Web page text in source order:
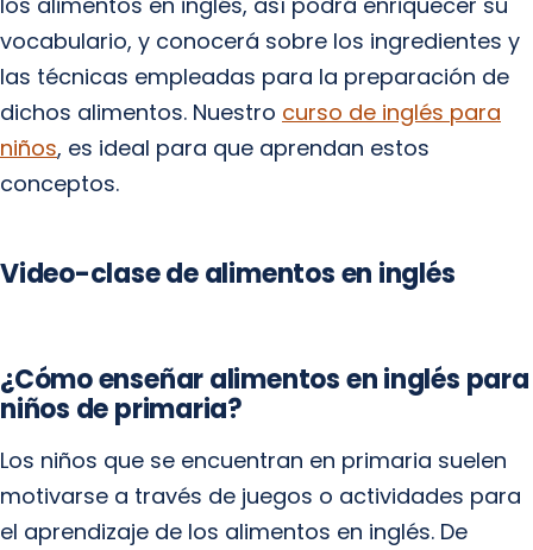
vocabulario, y conocerá sobre los ingredientes y
las técnicas empleadas para la preparación de
dichos alimentos. Nuestro curso de inglés para
niños, es ideal para que aprendan estos
conceptos.
Video-clase de alimentos en inglés
¿Cómo enseñar alimentos en inglés para
niños de primaria?
Los niños que se encuentran en primaria suelen
motivarse a través de juegos o actividades para
el aprendizaje de los alimentos en inglés. De